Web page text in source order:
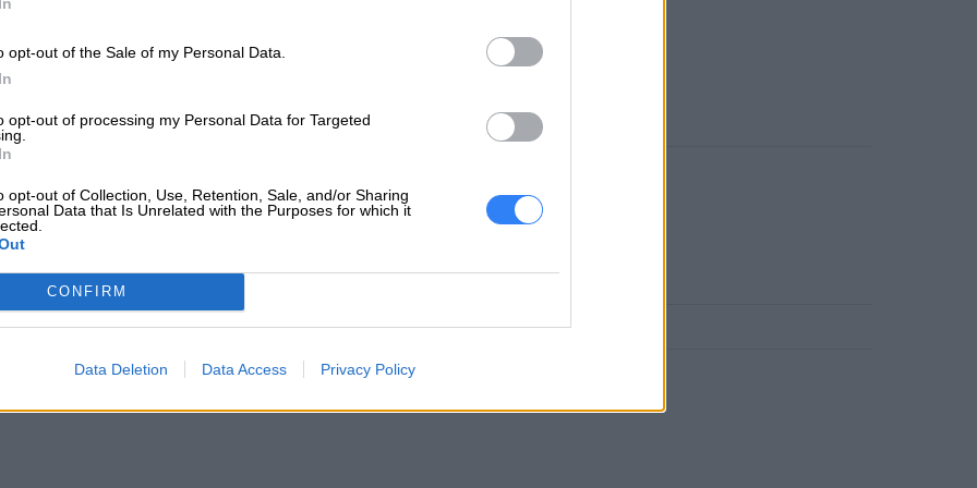
opt-out of the Sale of my Personal Data.
opt-out of processing my Personal Data for Targeted
opt-out of Collection, Use, Retention, Sale, and/or Sharing
Data that Is Unrelated with the Purposes for which it
CONFIRM
Data Deletion Data Access Privacy Policy
https://lenovo.com
odpowiedzialny
ul. Gottlieba Daimlera 1
02-460 Warszawa
https://lenovo.com
techniczna https://support.lenovo.com/pl/pl/